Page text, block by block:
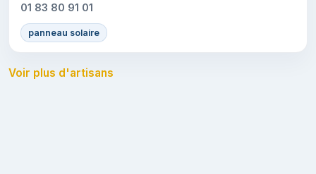
01 83 80 91 01
panneau solaire
Voir plus d'artisans